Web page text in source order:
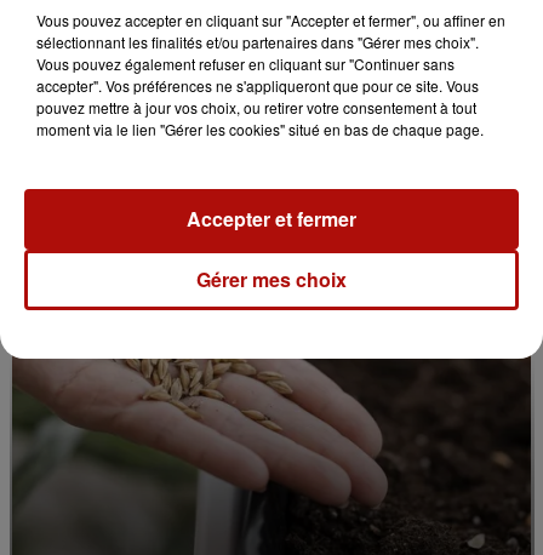
animation.
Retrouvez toutes les informations et l'agenda détaillé
site de la Communauté urbaine d'Arras.
Vous pouvez accepter en cliquant sur "Accepter et fermer", ou affiner en
sélectionnant les finalités et/ou partenaires dans "Gérer mes choix".
Vous pouvez également refuser en cliquant sur "Continuer sans
accepter". Vos préférences ne s'appliqueront que pour ce site. Vous
pouvez mettre à jour vos choix, ou retirer votre consentement à tout
moment via le lien "Gérer les cookies" situé en bas de chaque page.
Gérer mes choix
Accepter et fermer